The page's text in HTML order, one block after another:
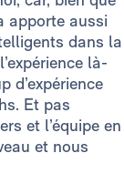
apporte aussi
dans la
là-
d’expérience
Et pas
et l’équipe en
et nous